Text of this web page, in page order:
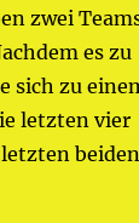
zwei
es zu
sich zu
letzten vier
beiden